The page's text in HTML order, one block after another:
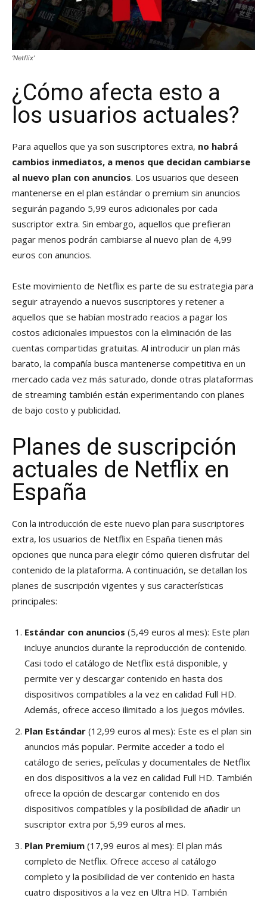
‘Netflix’
¿Cómo afecta esto a
los usuarios actuales?
Para aquellos que ya son suscriptores extra, no habrá
cambios inmediatos, a menos que decidan cambiarse
al nuevo plan con anuncios. Los usuarios que deseen
mantenerse en el plan estándar o premium sin anuncios
seguirán pagando 5,99 euros adicionales por cada
suscriptor extra. Sin embargo, aquellos que prefieran
pagar menos podrán cambiarse al nuevo plan de 4,99
euros con anuncios.
Este movimiento de Netflix es parte de su estrategia para
seguir atrayendo a nuevos suscriptores y retener a
aquellos que se habían mostrado reacios a pagar los
costos adicionales impuestos con la eliminación de las
cuentas compartidas gratuitas. Al introducir un plan más
barato, la compañía busca mantenerse competitiva en un
mercado cada vez más saturado, donde otras plataformas
de streaming también están experimentando con planes
de bajo costo y publicidad.
Planes de suscripción
actuales de Netflix en
España
Con la introducción de este nuevo plan para suscriptores
extra, los usuarios de Netflix en España tienen más
opciones que nunca para elegir cómo quieren disfrutar del
contenido de la plataforma. A continuación, se detallan los
planes de suscripción vigentes y sus características
principales:
Estándar con anuncios (5,49 euros al mes): Este plan
incluye anuncios durante la reproducción de contenido.
Casi todo el catálogo de Netflix está disponible, y
permite ver y descargar contenido en hasta dos
dispositivos compatibles a la vez en calidad Full HD.
Además, ofrece acceso ilimitado a los juegos móviles.
Plan Estándar (12,99 euros al mes): Este es el plan sin
anuncios más popular. Permite acceder a todo el
catálogo de series, películas y documentales de Netflix
en dos dispositivos a la vez en calidad Full HD. También
ofrece la opción de descargar contenido en dos
dispositivos compatibles y la posibilidad de añadir un
suscriptor extra por 5,99 euros al mes.
Plan Premium (17,99 euros al mes): El plan más
completo de Netflix. Ofrece acceso al catálogo
completo y la posibilidad de ver contenido en hasta
cuatro dispositivos a la vez en Ultra HD. También